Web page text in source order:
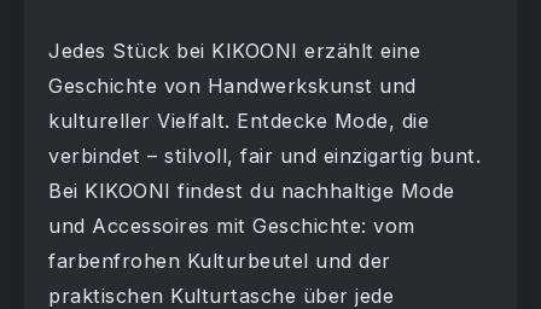
Jedes Stück bei KIKOONI erzählt eine
Geschichte von Handwerkskunst und
kultureller Vielfalt. Entdecke Mode, die
verbindet – stilvoll, fair und einzigartig bunt.
Bei KIKOONI findest du nachhaltige Mode
und Accessoires mit Geschichte: vom
farbenfrohen Kulturbeutel und der
praktischen Kulturtasche über jede